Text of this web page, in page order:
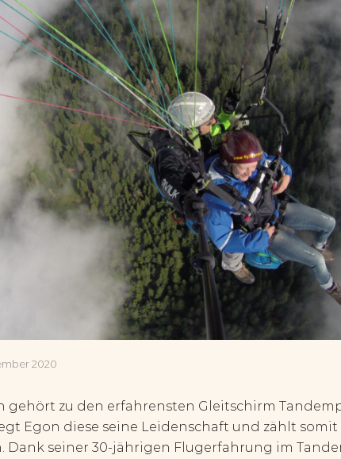
2020
gehört zu den erfahrensten Gleitschirm
Egon diese seine Leidenschaft und zählt
Dank seiner 30-jährigen Flugerfahrung im